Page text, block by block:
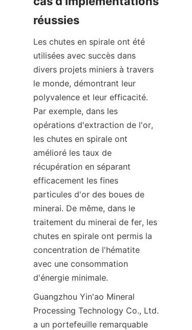
réussies
Les chutes en spirale ont été
utilisées avec succès dans
divers projets miniers à travers
le monde, démontrant leur
polyvalence et leur efficacité.
Par exemple, dans les
opérations d'extraction de l'or,
les chutes en spirale ont
amélioré les taux de
récupération en séparant
efficacement les fines
particules d'or des boues de
minerai. De même, dans le
traitement du minerai de fer, les
chutes en spirale ont permis la
concentration de l'hématite
avec une consommation
d'énergie minimale.
Guangzhou Yin'ao Mineral
Processing Technology Co., Ltd.
a un portefeuille remarquable